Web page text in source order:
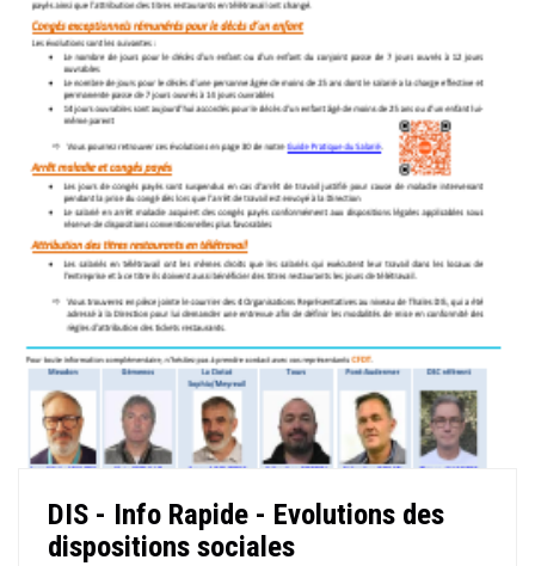
DIS - Info Rapide - Evolutions des
dispositions sociales